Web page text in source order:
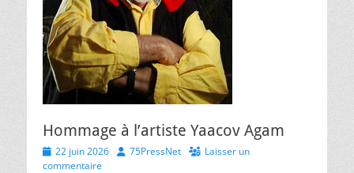
Hommage à l’artiste Yaacov Agam
Posted
on
22 juin 2026 Author
75PressNet
Laisser un
commentaire